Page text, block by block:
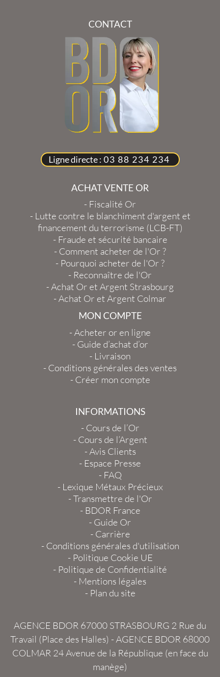
CONTACT
Ligne directe : 03 88 234 234
ACHAT VENTE OR
- Fiscalité Or
- Lutte contre le blanchiment d'argent et
financement du terrorisme (LCB-FT)
- Fraude et sécurité bancaire
- Comment acheter de l'Or ?
- Pourquoi acheter de l'Or ?
- Reconnaître de l'Or
-Achat Or et Argent Strasbourg
-Achat Or et Argent Colmar
MON COMPTE
-Acheter or en ligne
- Guide d’achat d’or
- Livraison
- Conditions générales des ventes
- Créer mon compte
INFORMATIONS
- Cours de l’Or
- Cours de l’Argent
-Avis Clients
- Espace Presse
- FAQ
- Lexique Métaux Précieux
-Transmettre de l'Or
- BDOR France
- Guide Or
- Carrière
- Conditions générales d'utilisation
- Politique Cookie UE
- Politique de Confidentialité
- Mentions légales
- Plan du site
AGENCE BDOR 67000 STRASBOURG 2 Rue du
Travail (Place des Halles) -AGENCE BDOR 68000
COLMAR24 Avenue de la République (en face du
manège)